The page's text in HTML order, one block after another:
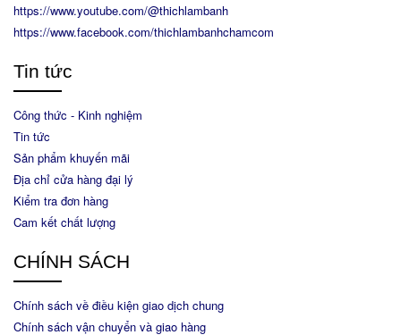
https://www.youtube.com/@thichlambanh
https://www.facebook.com/thichlambanhchamcom
Tin tức
Công thức - Kinh nghiệm
Tin tức
Sản phẩm khuyến mãi
Địa chỉ cửa hàng đại lý
Kiểm tra đơn hàng
Cam kết chất lượng
CHÍNH SÁCH
Chính sách về điều kiện giao dịch chung
Chính sách vận chuyển và giao hàng